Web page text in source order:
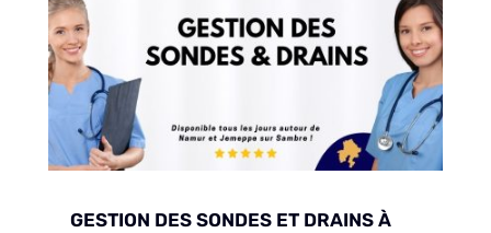
GESTION DES SONDES ET DRAINS À